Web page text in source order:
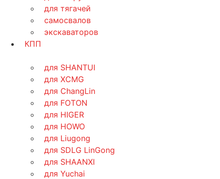
для тягачей
самосвалов
экскаваторов
КПП
для SHANTUI
для XCMG
для ChangLin
для FOTON
для HIGER
для HOWO
для Liugong
для SDLG LinGong
для SHAANXI
для Yuchai